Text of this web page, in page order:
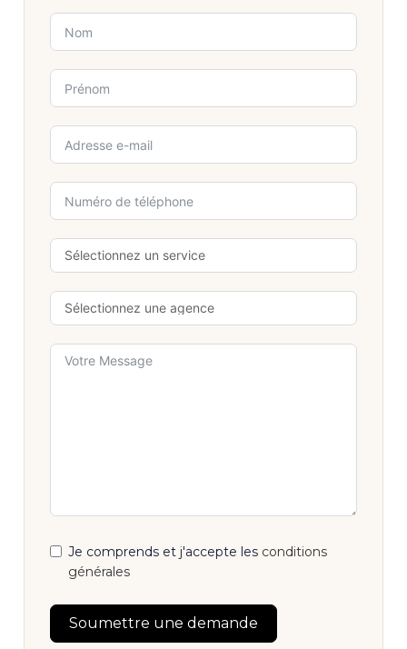
Je comprends et j'accepte les conditions
générales
Soumettre une demande